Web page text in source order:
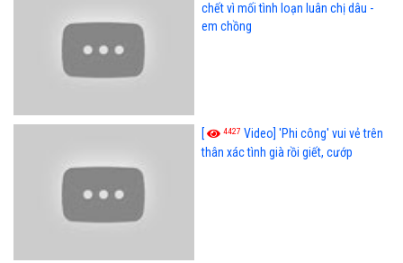
chết vì mối tình loạn luân chị dâu -
em chồng
[ 4427 Video] 'Phi công' vui vẻ trên
thân xác tình già rồi giết, cướp